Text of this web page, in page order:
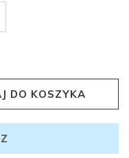
DO KOSZYKA